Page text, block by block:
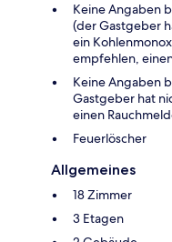
Keine Angaben
(der Gastgeber
ein
empfehlen,
Keine Angaben
Gastgeber hat
einen
Feuerlöscher
Allgemeines
18 Zimmer
3 Etagen